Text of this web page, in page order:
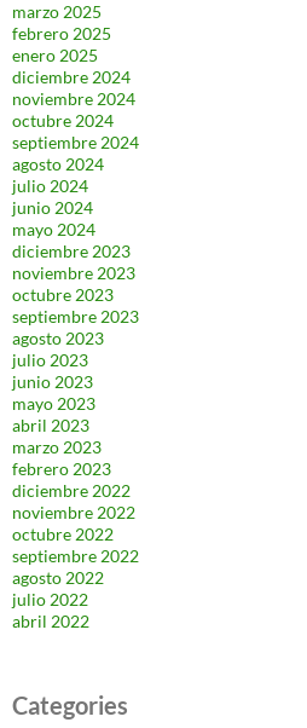
marzo 2025
febrero 2025
enero 2025
diciembre 2024
noviembre 2024
octubre 2024
septiembre 2024
agosto 2024
julio 2024
junio 2024
mayo 2024
diciembre 2023
noviembre 2023
octubre 2023
septiembre 2023
agosto 2023
julio 2023
junio 2023
mayo 2023
abril 2023
marzo 2023
febrero 2023
diciembre 2022
noviembre 2022
octubre 2022
septiembre 2022
agosto 2022
julio 2022
abril 2022
Categories